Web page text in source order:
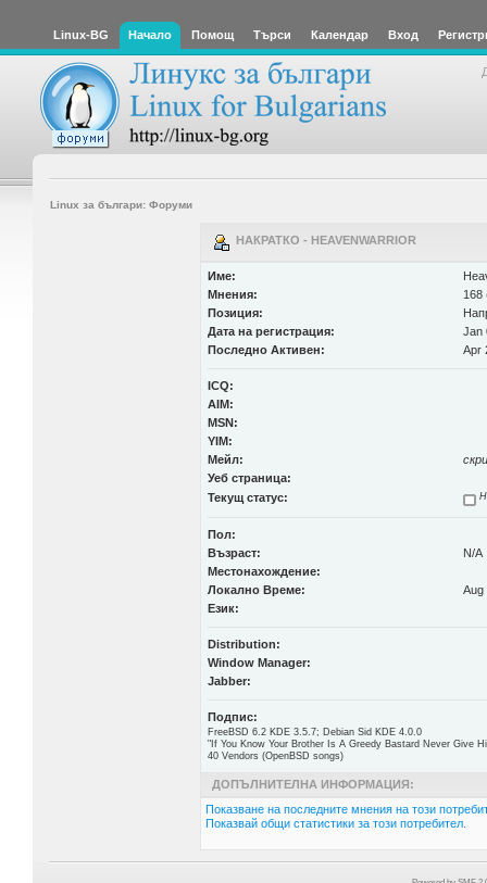
Linux-BG Начало Помощ Търси Календар Вход
Linux за българи: Форуми
НАКРАТКО - HEAVENWARRIOR
Име:
Мнения:
168
Позиция:
Дата на регистрация:
Jan
Последно Активен:
Apr
ICQ:
AIM:
MSN:
YIM:
Мейл:
Уеб страница:
Текущ статус:
Пол:
Възраст:
N/A
Местонахождение:
Локално Време:
Aug
Език:
Distribution:
Window Manager:
Jabber:
Подпис:
FreeBSD 6.2 KDE 3.5.7; Debian Sid KDE 4.0.0
"If You Know Your Brother Is A Greedy Bastard Never Give
40 Vendors (OpenBSD songs)
ДОПЪЛНИТЕЛНА ИНФОРМАЦИЯ:
Показване на последните мнения на този
Показвай общи статистики за този потребител.